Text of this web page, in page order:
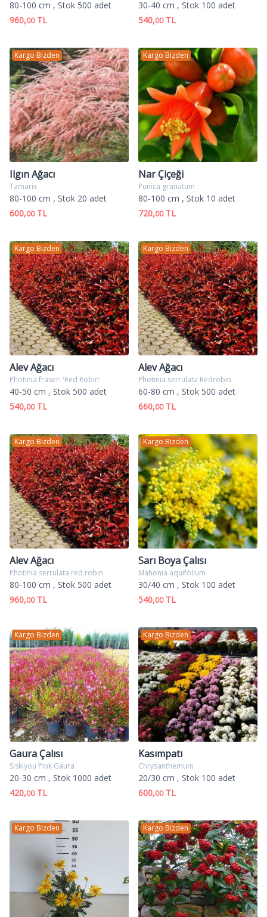
80-100 cm , Stok 500 adet
960,00TL
30-40 cm , Stok 100 adet
540,00TL
Kargo Bizden
Ilgın Ağacı
Tamarix
80-100 cm , Stok 20 adet
600,00TL
Kargo Bizden
Nar Çiçeği
Punica granatum
80-100 cm , Stok 10 adet
720,00TL
Kargo Bizden
Alev Ağacı
Photinia fraseri 'Red Robin'
40-50 cm , Stok 500 adet
540,00TL
Kargo Bizden
Alev Ağacı
Photinia serrulata Redrobin
60-80 cm , Stok 500 adet
660,00TL
Kargo Bizden
Alev Ağacı
Photinia serrulata red robin
80-100 cm , Stok 500 adet
960,00TL
Kargo Bizden
Sarı Boya Çalısı
Mahonia aquifolium
30/40 cm , Stok 100 adet
540,00TL
Kargo Bizden
Gaura Çalısı
Siskiyou Pink Gaura
20-30 cm , Stok 1000 adet
420,00TL
Kargo Bizden
Kasımpatı
Chrysanthemum
20/30 cm , Stok 100 adet
600,00TL
Kargo Bizden Kargo Bizden